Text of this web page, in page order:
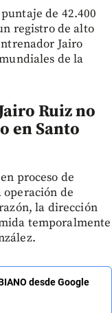
de 42.400
registro de alto
Jairo
de la
Ruiz no
en Santo
proceso de
operación de
la dirección
temporalmente
desde Google